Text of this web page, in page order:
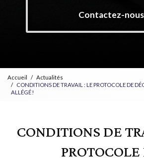
Contactez-nous
Accueil
Actualités
CONDITIONS DE TRAVAIL : LE PROTOCOLE DE
ALLÉGÉ !
CONDITIONS DE
PROTOCOLE